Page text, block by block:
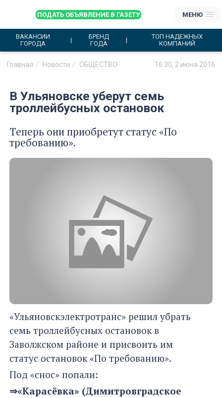
ПОДАТЬ ОБЪЯВЛЕНИЕ В ГАЗЕТУ МЕНЮ
ВАКАНСИИ
ГОРОДА
БРЕНД
ГОДА
ТОП НАДЕЖНЫХ
КОМПАНИЙ
Главная Новости ОБЩЕСТВО 16:30, 2 июня 2016
В Ульяновске уберут семь
троллейбусных остановок
Теперь они приобретут статус «По
требованию».
«Ульяновскэлектротранс» решил убрать
семь троллейбусных остановок в
Заволжском районе и присвоить им
статус остановок «По требованию».
Под «снос» попали:
⇒«Карасёвка» (Димитровградское